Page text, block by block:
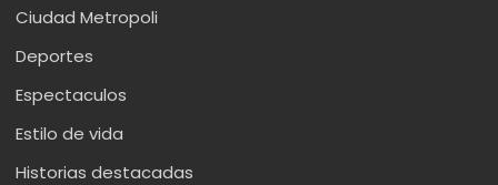
Ciudad Metropoli
Deportes
Espectaculos
Estilo de vida
Historias destacadas